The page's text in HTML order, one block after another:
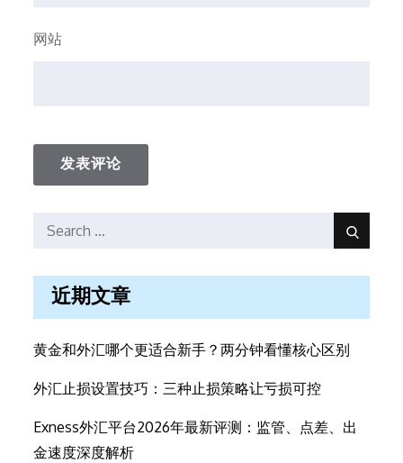
网站
Search
Search
近期文章
黄金和外汇哪个更适合新手？两分钟看懂核心区别
外汇止损设置技巧：三种止损策略让亏损可控
Exness外汇平台2026年最新评测：监管、点差、出
金速度深度解析